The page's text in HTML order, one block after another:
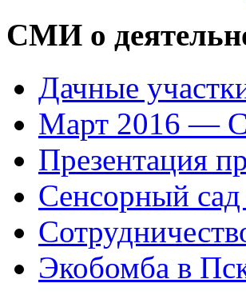
СМИ о
Дачные
Март 2016 —
Презентация
Сенсорный
Экобомба в